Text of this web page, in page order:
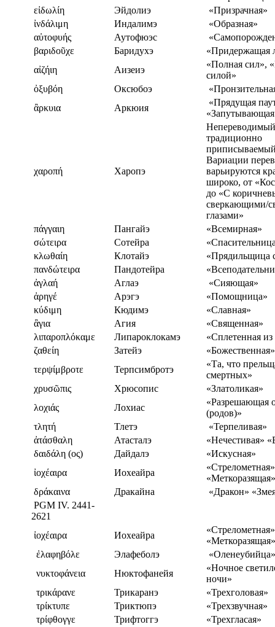
εἰδωλίη
Эйдолиэ
«Призрачная»
ἰνδάλιμη
Индалимэ
«Образная»
αὐτοφυής
Аутофюэс
βαριδοῦχε
Баридухэ
«Придержащая
αἰζήιη
Аизеиэ
«Полная сил»,
силой»
ὀξυβόη
Оксюбоэ
ἂρκυια
Аркюия
«Прядущая
χαροπή Харопэ
Непереводимый
традиционно
Вариации
варьируются
широко, от
до «С
сверкающими/
глазами»
πάγγαιη
Пангайэ
«Всемирная»
σώτειρα
Сотейра
κλωθαίη
Клотайэ
«Прядильщица
πανδώτειρα
Пандотейра
ἀγλαή
Аглаэ
«Сияющая»
ἀρηγέ
Арэгэ
«Помощница»
κύδιμη
Кюдимэ
«Славная»
ἂγια
Агия
«Священная»
λιπαροπλόκαμε
Липароклокамэ
«Сплетенная
ζαθείη
Затейэ
«Божественная»
τερψίμβροτε
Терпсимбротэ
«Та, что
смертных»
χρυσῶπις
Хрюсопис
«Златоликая»
λοχιάς
Лохиас
«Разрешающая
(родов)»
τλητή
Тлетэ
«Терпеливая»
ἀτάσθαλη
Атасталэ
«Нечестивая»
δαιδάλη (ος)
Дайдалэ
«Искусная»
ἰοχέαιρα
Иохеайра
«Стрелометная»
«Меткоразящая»
δράκαινα
Дракайна
«Дракон»
PGM IV. 2441-
2621
ἰοχέαιρα
Иохеайра
«Стрелометная»
«Меткоразящая»
ἐλαφηβόλε
Элафеболэ
«Оленеубийца»
νυκτοφάνεια
Нюктофанейя
«Ночное
ночи»
τρικάρανε
Трикаранэ
«Трехголовая»
τρίκτυπε
Триктюпэ
«Трехзвучная»
τρίφθογγε
Трифтоггэ
«Трехгласая»